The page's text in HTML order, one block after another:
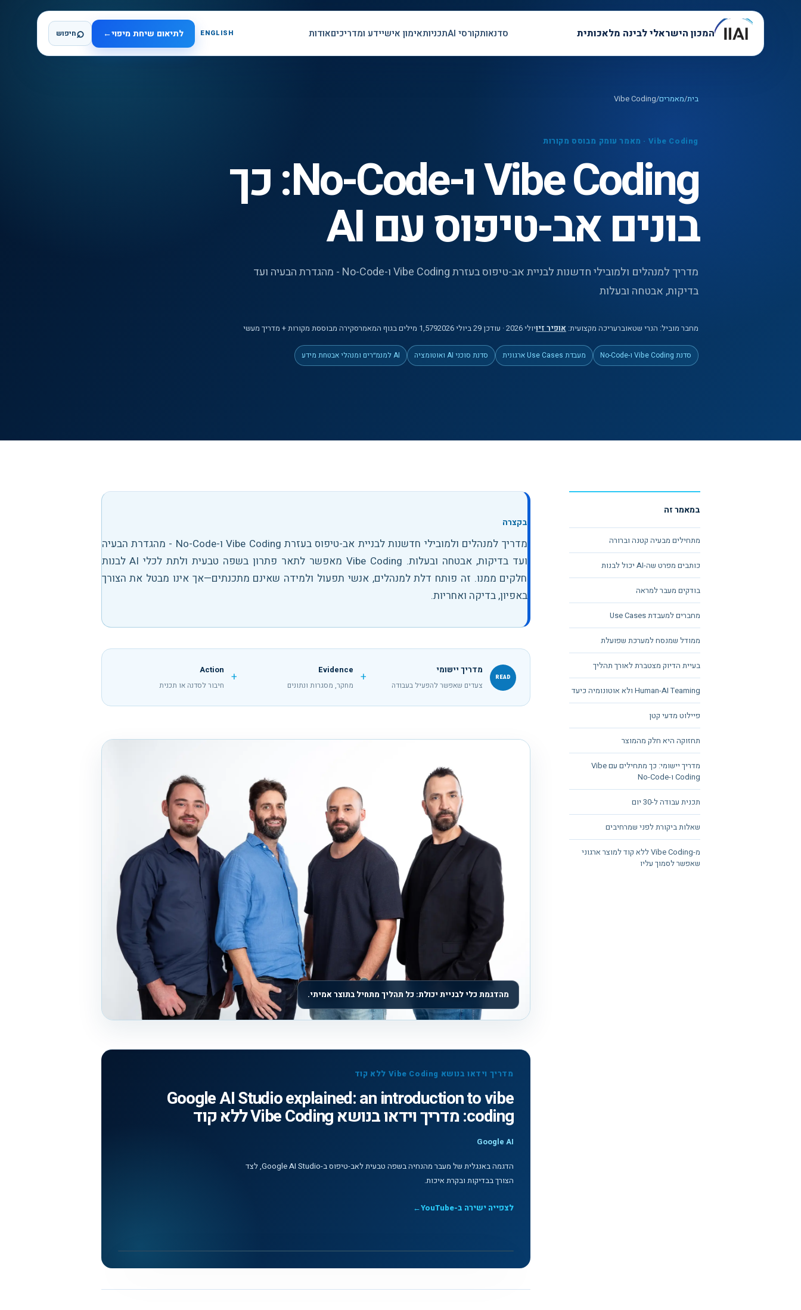
המכון הישראלי לבינה מלאכותית סדנאותקורסי AI תכניותאימון אישיידע ומדריכיםאודות ENGLISH לתיאום שיחת מיפוי←
⌕חיפוש
בית/מאמרים/
Vibe Coding
Vibe Coding
· מאמר עומק מבוסס מקורות
Vibe Coding ו-No-Code: כך
בונים אב-טיפוס עם AI
מדריך למנהלים ולמובילי חדשנות לבניית אב-טיפוס בעזרת Vibe Coding ו-No-Code - מהגדרת הבעיה ועד
בדיקות, אבטחה ובעלות
מחבר מוביל: הנרי שטאוברעריכה מקצועית: אופיר זיויולי 2026 · עודכן 29 ביולי 2026 1,579 מיליםבגוף המאמרסקירה מבוססת מקורות + מדריך מעשי
סדנת Vibe Coding ו-No-Code מעבדת Use Cases ארגונית סדנת סוכני AI ואוטומציה AI למנמ״רים ומנהלי אבטחת מידע
במאמר זה
מתחילים מבעיה קטנה וברורה
כותבים מפרט שה-AI יכול לבנות
בודקים מעבר למראה
מחברים למעבדת Use Cases
ממודל שמנסח למערכת שפועלת
בעיית הדיוק מצטברת לאורך תהליך
Human-AI Teaming ולא אוטונומיה כיעד
פיילוט מדעי קטן
תחזוקה היא חלק מהמוצר
מדריך יישומי: כך מתחילים עם Vibe
Coding ו-No-Code
תכנית עבודה ל-30 יום
שאלות ביקורת לפני שמרחיבים
מ-Vibe Coding ללא קוד למוצר ארגוני
שאפשר לסמוך עליו
בקצרה
מדריך למנהלים ולמובילי חדשנות לבניית אב-טיפוס בעזרת Vibe Coding ו-No-Code - מהגדרת הבעיה
ועד בדיקות, אבטחה ובעלות.
Vibe Coding מאפשר לתאר פתרון בשפה טבעית ולתת לכלי AI לבנות
חלקים ממנו. זה פותח דלת למנהלים, אנשי תפעול ולמידה שאינם מתכנתים—אך אינו מבטל את הצורך
באפיון, בדיקה ואחריות.
READ
מדריך יישומי
צעדים שאפשר להפעיל בעבודה +
Evidence
מחקר, מסגרות ונתונים +
Action
חיבור לסדנה או תכנית
מהדגמת כלי לבניית יכולת: כל תהליך מתחיל בתוצר אמיתי.
מדריך וידאו בנושא Vibe Coding ללא קוד
Google AI Studio explained: an introduction to vibe
coding: מדריך וידאו בנושא Vibe Coding ללא קוד
Google AI
הדגמה באנגלית של מעבר מהנחיה בשפה טבעית לאב-טיפוס ב-Google AI Studio, לצד
הצורך בבדיקות ובקרת איכות.
לצפייה ישירה ב-YouTube ←
Google AI Studio explained: an introduction to vibe coding: מדריך וידאו בנושא Vibe Coding ללא קוד - Google AI
▶